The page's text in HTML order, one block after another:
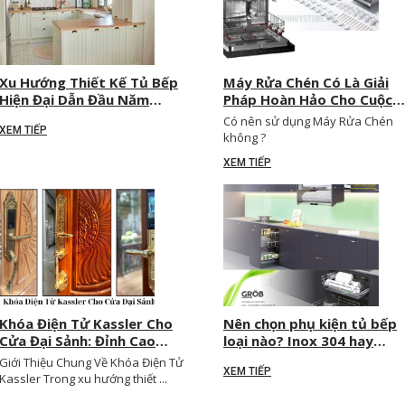
Xu Hướng Thiết Kế Tủ Bếp
Hiện Đại Dẫn Đầu Năm
XEM TIẾP
Máy Rửa Chén Có Là Giải
Pháp Hoàn Hảo Cho Cuộc
Sống Hiện Đại
Có nên sử dụng Máy Rửa Chén
không ?
XEM TIẾP
Khóa Điện Tử Kassler Cho
Cửa Đại Sảnh: Đỉnh Cao
Của Sự Sang Trọng & An
Toàn Tuyệt Đối
Giới Thiệu Chung Về Khóa Điện Tử
Kassler Trong xu hướng thiết ...
Nên chọn phụ kiện tủ bếp
loại nào? Inox 304 hay
năm 2025?
XEM TIẾP